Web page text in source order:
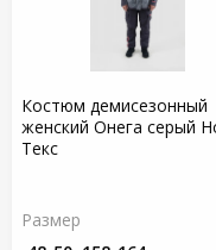
Костюм демисезонный
женский Онега серый
Текс
Размер